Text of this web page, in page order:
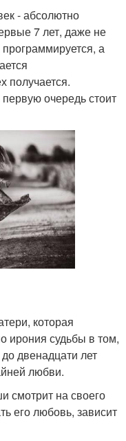
- абсолютно
7 лет, даже не
а
получается.
очередь стоит
которая
ирония судьбы в том,
двенадцати лет
любви.
смотрит на своего
его любовь, зависит